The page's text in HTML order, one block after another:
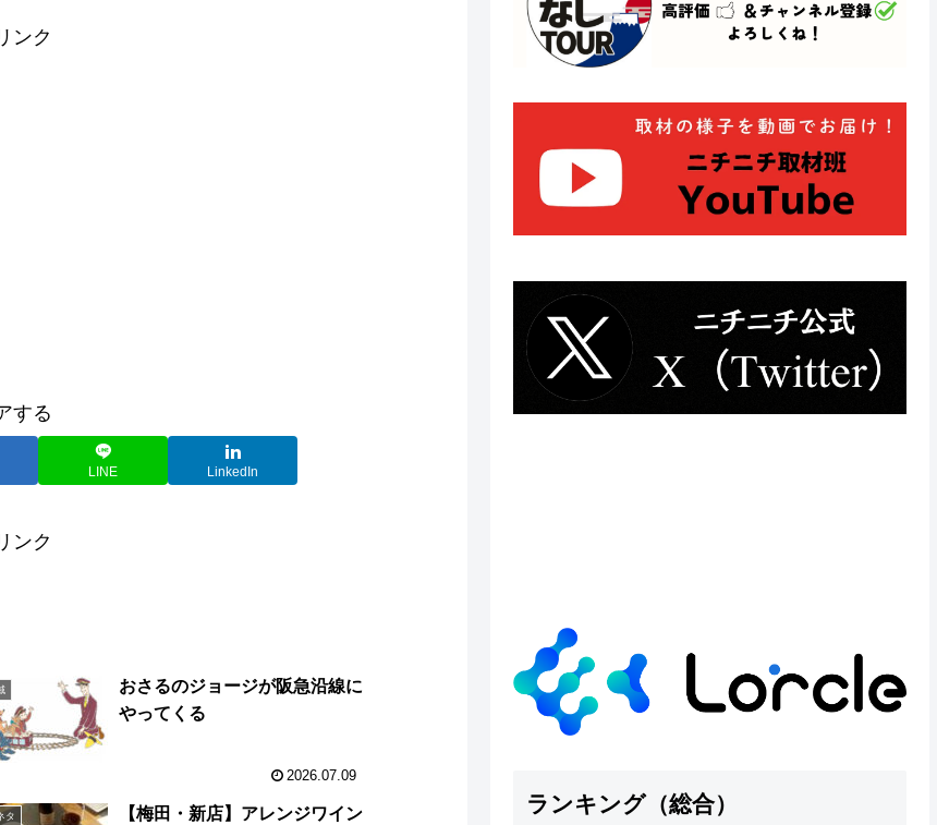
ンク
する
LINE LinkedIn
ンク
おさるのジョージが阪急沿線に
やってくる
2026.07.09
タ
【梅田・新店】アレンジワイン
ランキング（総合）